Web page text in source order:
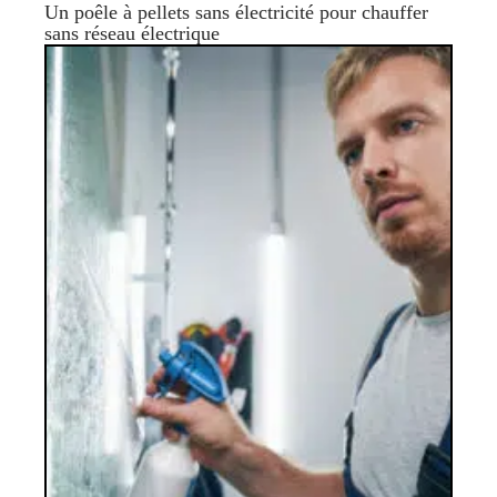
Un poêle à pellets sans électricité pour chauffer
sans réseau électrique